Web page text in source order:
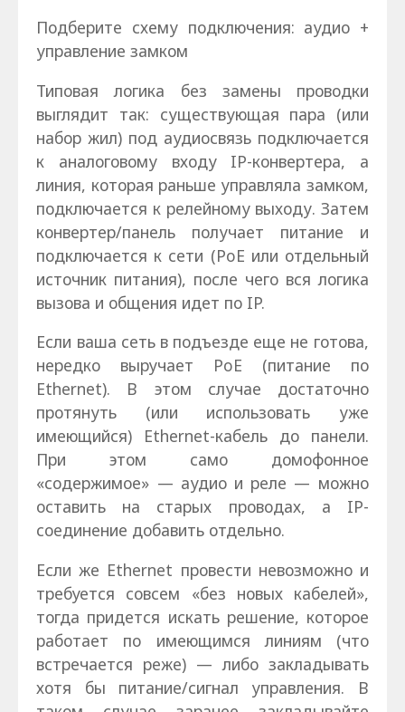
Подберите схему подключения: аудио +
управление замком
Типовая логика без замены проводки
выглядит так: существующая пара (или
набор жил) под аудиосвязь подключается
к аналоговому входу IP-конвертера, а
линия, которая раньше управляла замком,
подключается к релейному выходу. Затем
конвертер/панель получает питание и
подключается к сети (PoE или отдельный
источник питания), после чего вся логика
вызова и общения идет по IP.
Если ваша сеть в подъезде еще не готова,
нередко выручает PoE (питание по
Ethernet). В этом случае достаточно
протянуть (или использовать уже
имеющийся) Ethernet-кабель до панели.
При этом само домофонное
«содержимое» — аудио и реле — можно
оставить на старых проводах, а IP-
соединение добавить отдельно.
Если же Ethernet провести невозможно и
требуется совсем «без новых кабелей»,
тогда придется искать решение, которое
работает по имеющимся линиям (что
встречается реже) — либо закладывать
хотя бы питание/сигнал управления. В